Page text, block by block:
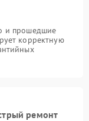
и прошедшие
корректную
ремонт